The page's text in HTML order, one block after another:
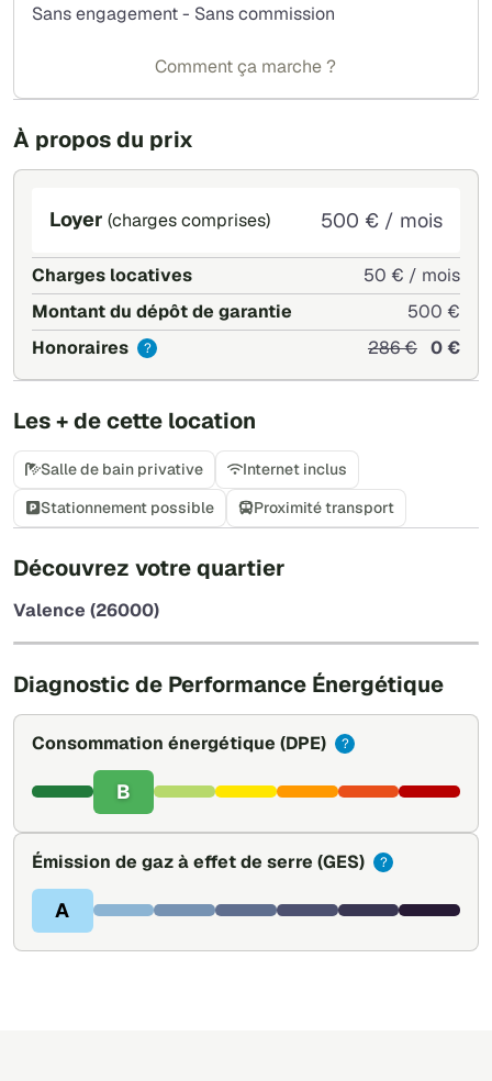
À propos du prix
Loyer (charges comprises) 500 € / mois
Charges locatives
50 € / mois
Montant du dépôt de garantie
500 €
Honoraires
? 286 € 0 €
Les + de cette location
Salle de bain privative
Internet inclus
Stationnement possible
Proximité transport
Découvrez votre quartier
Valence (26000)
Diagnostic de Performance Énergétique
Consommation énergétique (DPE) ?
B
Émission de gaz à effet de serre (GES) ?
A
Sans engagement - Sans commission
Comment ça marche ?